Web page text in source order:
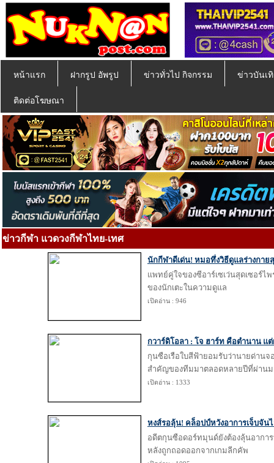
หน้าแรก ฝากรูป อัพรูป ข่าวทั่วไป กิจกรรม ข่าวบันเ
ติดต่อโฆษณา
ข่าวกีฬา แวดวงกีฬาไทย-เทศ
นักกีฬาดีเด่น! หมอทึ่งวิธีดูแลร่างกา
แพทย์คู่ใจของซีอาร์เซเว่นสุดเซอร์ไ
ของนักเตะในความดูแล
เปิดอ่าน : 946
กวาร์ดิโอลา : โจ ฮาร์ท คือตำนาน
กุนซือเรือใบสีฟ้ายอมรับว่านายด่าน
สำคัญของทีมมาตลอดหลายปีที่ผ่าน
เปิดอ่าน : 1333
หงส์รอลุ้น! คล็อปป์หวังอาการเจ็บจัน
อดีตกุนซือดอร์ทมุนด์ยังต้องลุ้นอากา
หลังถูกถอดออกจากเกมลีกคัพ